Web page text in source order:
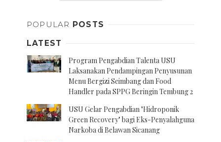
POPULAR POSTS
LATEST
Program Pengabdian Talenta USU
Laksanakan Pendampingan Penyusunan
Menu Bergizi Seimbang dan Food
Handler pada SPPG Beringin Tembung 2
USU Gelar Pengabdian "Hidroponik
Green Recovery" bagi Eks-Penyalahguna
Narkoba di Belawan Sicanang